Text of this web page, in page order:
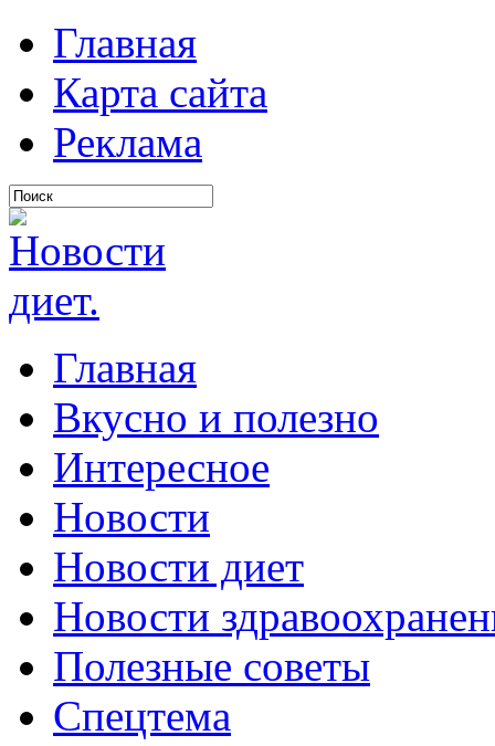
Главная
Карта сайта
Реклама
Главная
Вкусно и полезно
Интересное
Новости
Новости диет
Новости
Полезные советы
Спецтема